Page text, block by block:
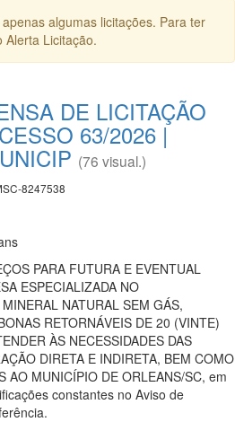
algumas licitações. Para ter
Alerta Licitação.
DE LICITAÇÃO
63/2026 |
(76 visual.)
8247538
PARA FUTURA E EVENTUAL
ESPECIALIZADA NO
NATURAL SEM GÁS,
RETORNÁVEIS DE 20 (VINTE)
ÀS NECESSIDADES DAS
DIRETA E INDIRETA, BEM COMO
AO MUNICÍPIO DE ORLEANS/SC, em
constantes no Aviso de